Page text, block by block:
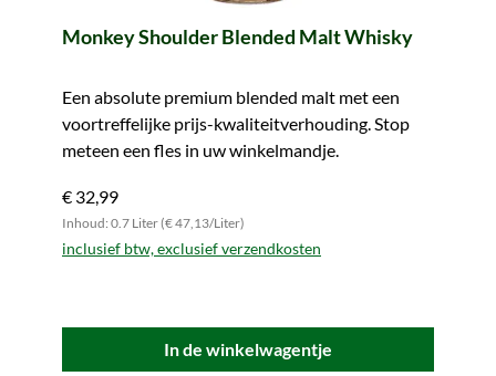
Monkey Shoulder Blended Malt Whisky
Een absolute premium blended malt met een
voortreffelijke prijs-kwaliteitverhouding. Stop
meteen een fles in uw winkelmandje.
€ 32,99
Inhoud: 0.7 Liter (€ 47,13/Liter)
inclusief btw, exclusief verzendkosten
In de winkelwagentje